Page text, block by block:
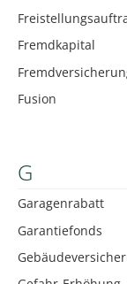
Fremdkapital
Fusion
G
Garagenrabatt
Garantiefonds